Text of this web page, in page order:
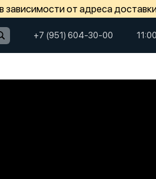
зависимости от адреса
+7 (951) 604-30-00